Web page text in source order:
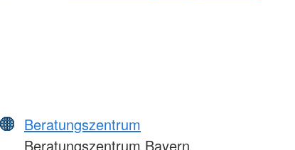
Beratungszentrum
Beratungszentrum Bayern